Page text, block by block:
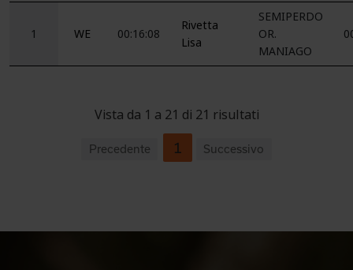
1 WE 00:16:08
Rivetta
Lisa
SEMIPERDO
OR.
MANIAGO
Vista da 1 a 21 di 21 risultati
Precedente 1 Successivo